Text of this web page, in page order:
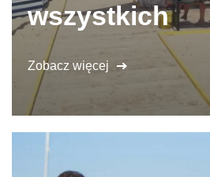
wszystkich
Zobacz więcej